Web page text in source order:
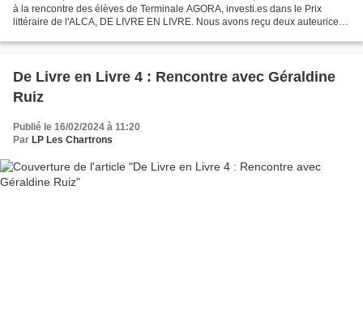
à la rencontre des élèves de Terminale AGORA, investi.es dans le Prix
littéraire de l'ALCA, DE LIVRE EN LIVRE. Nous avons reçu deux auteurices
De Livre en Livre 4 : Rencontre avec Géraldine
Ruiz
Publié le 16/02/2024 à 11:20
Par LP Les Chartrons